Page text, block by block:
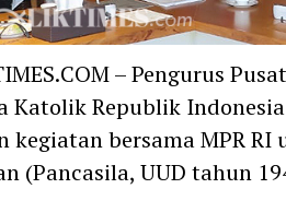
– Pengurus
Katolik Republik Indonesia
kegiatan bersama MPR RI
(Pancasila, UUD tahun